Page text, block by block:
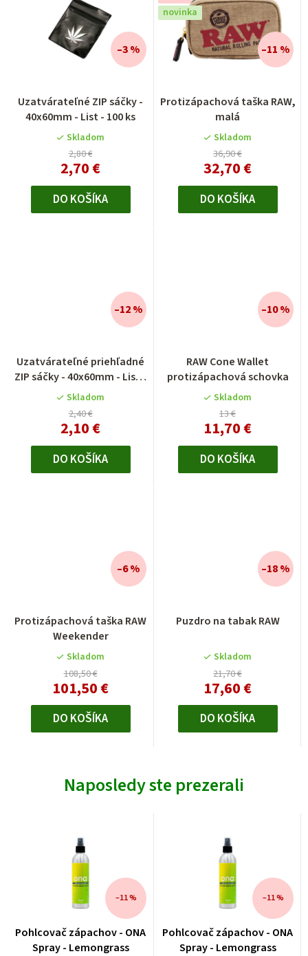
Uzatvárateľné ZIP sáčky -
40x60mm - List - 100 ks
Skladom
2,80 €
2,70 €
–3 %
DO KOŠÍKA
novinka
Protizápachová taška RAW,
malá
Skladom
36,90 €
32,70 €
–11 %
DO KOŠÍKA
Uzatvárateľné priehľadné
ZIP sáčky - 40x60mm - List -
100 ks
Skladom
2,40 €
2,10 €
–12 %
DO KOŠÍKA
RAW Cone Wallet
protizápachová schovka
Skladom
13 €
11,70 €
–10 %
DO KOŠÍKA
Protizápachová taška RAW
Weekender
Skladom
108,50 €
101,50 €
–6 %
DO KOŠÍKA
Puzdro na tabak RAW
Skladom
21,70 €
17,60 €
–18 %
DO KOŠÍKA
Naposledy ste prezerali
Pohlcovač zápachov - ONA
Spray - Lemongrass
–11 %
Pohlcovač zápachov - ONA
Spray - Lemongrass
–11 %